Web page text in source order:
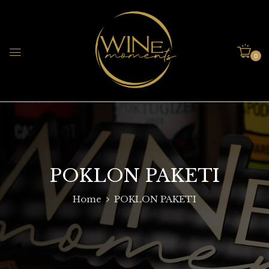
0
POKLON PAKETI
Home POKLON PAKETI